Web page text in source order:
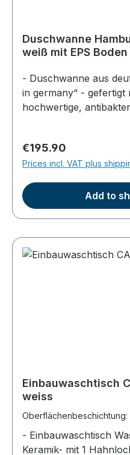
Duschwanne
weiß mit EPS Boden
- Duschwanne aus
in germany“ - gefertigt
hochwertige,
Dusche ca. 5,5cm - mit
zum direkten
Fußgestelle einsetzbar)
Regular price:
€195.90
Prices incl. VAT plus
Add to
Einbauwaschtisch
weiss
Oberflächenbeschichtung:
- Einbauwaschtisch
Keramik- mit 1